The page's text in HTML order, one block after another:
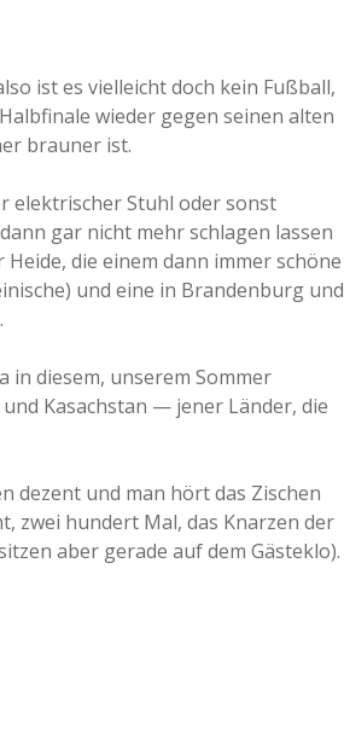
ist es vielleicht doch kein Fußball,
wieder gegen seinen alten
brauner ist.
elektrischer Stuhl oder sonst
gar nicht mehr schlagen lassen
die einem dann immer schöne
und eine in Brandenburg und
in diesem, unserem Sommer
Kasachstan — jener Länder, die
dezent und man hört das Zischen
zwei hundert Mal, das Knarzen der
aber gerade auf dem Gästeklo).